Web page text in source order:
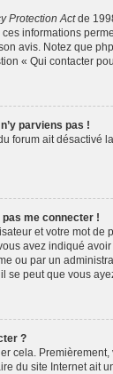
Protection Actde
informations
avis. Notez que
« Qui contacter
parviens pas !
forum ait
me connecter !
et votre mot de
avez indiqué
ou par un
se peut que vous
?
cela.
du site Internet ait